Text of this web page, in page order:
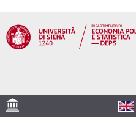
contenuto
principale